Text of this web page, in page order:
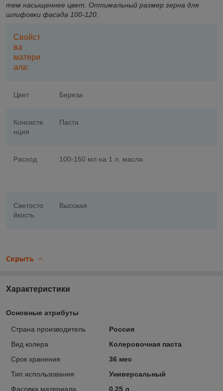
тем насыщеннее цвет. Оптимальный размер зерна для
шлифовки фасада 100-120.
Свойст
ва
матери
ала:
Цвет Береза
Консисте
нция
Паста
Расход 100-150 мл на 1 л. масла
Светосто
йкость
Высокая
Скрыть
Характеристики
Основные атрибуты
Страна производитель
Россия
Вид колера
Колеровочная паста
Срок хранения
36 мес
Тип использования
Универсальный
Фасовка материала
0.25 л